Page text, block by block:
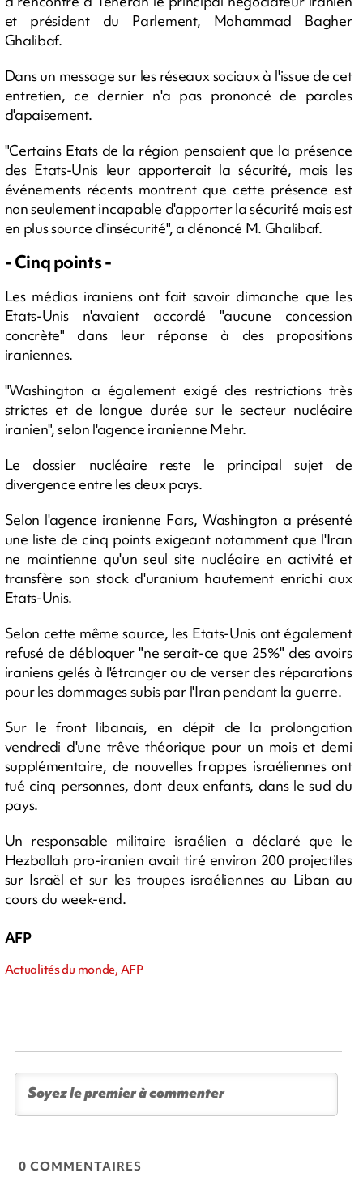
et président du Parlement, Mohammad Bagher
Ghalibaf.
Dans un message sur les réseaux sociaux à l'issue de cet
entretien, ce dernier n'a pas prononcé de paroles
d'apaisement.
"Certains Etats de la région pensaient que la présence
des Etats-Unis leur apporterait la sécurité, mais les
événements récents montrent que cette présence est
non seulement incapable d'apporter la sécurité mais est
en plus source d'insécurité", a dénoncé M. Ghalibaf.
- Cinq points -
Les médias iraniens ont fait savoir dimanche que les
Etats-Unis n'avaient accordé "aucune concession
concrète" dans leur réponse à des propositions
iraniennes.
"Washington a également exigé des restrictions très
strictes et de longue durée sur le secteur nucléaire
iranien", selon l'agence iranienne Mehr.
Le dossier nucléaire reste le principal sujet de
divergence entre les deux pays.
Selon l'agence iranienne Fars, Washington a présenté
une liste de cinq points exigeant notamment que l'Iran
ne maintienne qu'un seul site nucléaire en activité et
transfère son stock d'uranium hautement enrichi aux
Etats-Unis.
Selon cette même source, les Etats-Unis ont également
refusé de débloquer "ne serait-ce que 25%" des avoirs
iraniens gelés à l'étranger ou de verser des réparations
pour les dommages subis par l'Iran pendant la guerre.
Sur le front libanais, en dépit de la prolongation
vendredi d'une trêve théorique pour un mois et demi
supplémentaire, de nouvelles frappes israéliennes ont
tué cinq personnes, dont deux enfants, dans le sud du
pays.
Un responsable militaire israélien a déclaré que le
Hezbollah pro-iranien avait tiré environ 200 projectiles
sur Israël et sur les troupes israéliennes au Liban au
cours du week-end.
AFP
Actualités du monde, AFP
0 COMMENTAIRES